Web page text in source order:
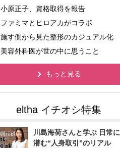
小原正子、資格取得を報告
ファミマとヒロアカがコラボ
施す側から見た整形のカジュアル化
美容外科医が世の中に思うこと
もっと見る
川島海荷さんと学ぶ 日常に
潜む“人身取引”のリアル